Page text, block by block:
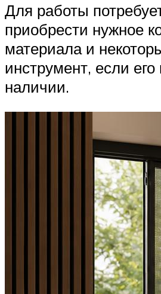
Для работы
приобрести нужное
материала и
инструмент, если его
наличии.